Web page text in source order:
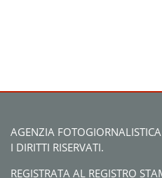
AGENZIA
I DIRITTI RISERVATI.
REGISTRATA AL REGISTRO